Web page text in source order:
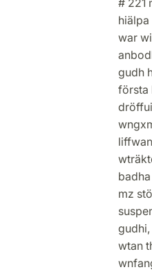
war
gudh
första
mz
wtan